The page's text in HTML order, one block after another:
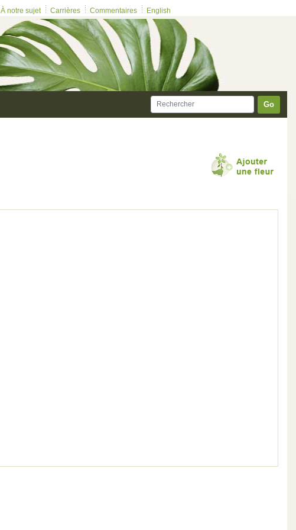
À notre sujet Carrières Commentaires English
Go